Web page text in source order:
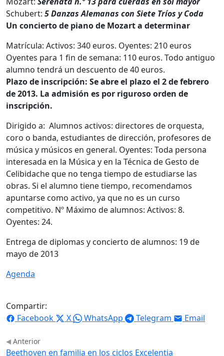
Schubert: 5 Danzas Alemanas con Siete Tríos y Coda
Un concierto de piano de Mozart a determinar
Matrícula: Activos: 340 euros. Oyentes: 210 euros
Oyentes para 1 fin de semana: 110 euros. Todo antiguo
alumno tendrá un descuento de 40 euros.
Plazo de inscripción: Se abre el plazo el 2 de febrero
de 2013. La admisión es por riguroso orden de
inscripción.
Dirigido a: Alumnos activos: directores de orquesta,
coro o banda, estudiantes de dirección, profesores de
música y músicos en general. Oyentes: Toda persona
interesada en la Música y en la Técnica de Gesto de
Celibidache que no tenga tiempo de estudiarse las
obras. Si el alumno tiene tiempo, recomendamos
apuntarse como activo, ya que no es un curso
competitivo. Nº Máximo de alumnos: Activos: 8.
Oyentes: 24.
Entrega de diplomas y concierto de alumnos: 19 de
mayo de 2013
Agenda
Compartir:
Facebook
X WhatsApp Telegram Email
Anterior
Beethoven en familia en los ciclos Excelentia